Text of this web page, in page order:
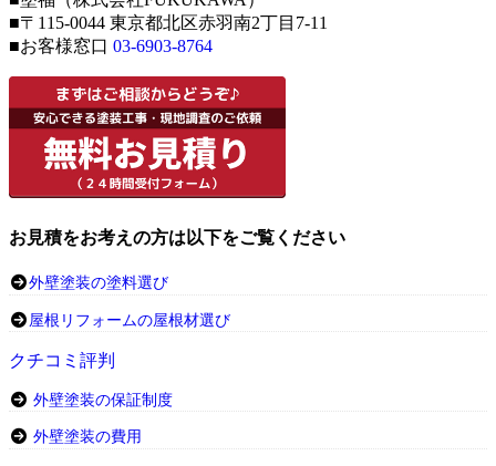
■〒115-0044 東京都北区赤羽南2丁目7-11
■お客様窓口 03-6903-8764
お見積をお考えの方は以下をご覧ください
外壁塗装の塗料選び
屋根リフォームの屋根材選び
クチコミ評判
外壁塗装の保証制度
外壁塗装の費用